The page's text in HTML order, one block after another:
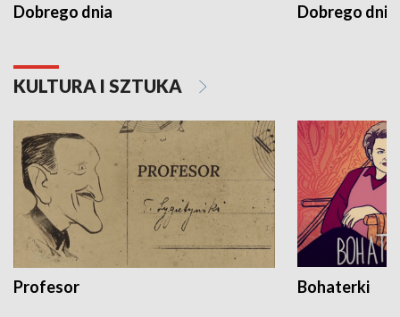
Dobrego dnia Dobrego dnia
KULTURA I SZTUKA
Profesor Bohaterki